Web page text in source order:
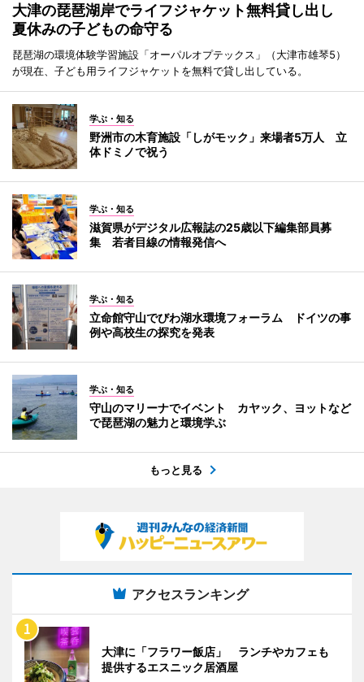
大津の琵琶湖岸でライフジャケット無料貸し出し
夏休みの子どもの命守る
琵琶湖の環境体験学習施設「オーパルオプテックス」（大津市雄琴5）
が現在、子ども用ライフジャケットを無料で貸し出している。
学ぶ・知る
野洲市の木育施設「しがモック」来場者5万人 立
体ドミノで祝う
学ぶ・知る
滋賀県がデジタル広報誌の25歳以下編集部員募
集 若者目線の情報発信へ
学ぶ・知る
立命館守山でびわ湖水環境フォーラム ドイツの事
例や高校生の探究を発表
学ぶ・知る
守山のマリーナでイベント カヤック、ヨットなど
で琵琶湖の魅力と環境学ぶ
もっと見る
アクセスランキング
大津に「フラワー飯店」 ランチやカフェも
提供するエスニック居酒屋